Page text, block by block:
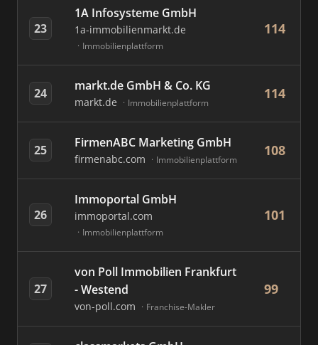
23
1A Infosysteme GmbH
1a-immobilienmarkt.de
Immobilienplattform
114
24 markt.de GmbH & Co. KG
markt.de Immobilienplattform
114
25 FirmenABC Marketing GmbH
firmenabc.com Immobilienplattform
108
26
Immoportal GmbH
immoportal.com
Immobilienplattform
101
27
von Poll Immobilien Frankfurt
- Westend
von-poll.com Franchise-Makler
99